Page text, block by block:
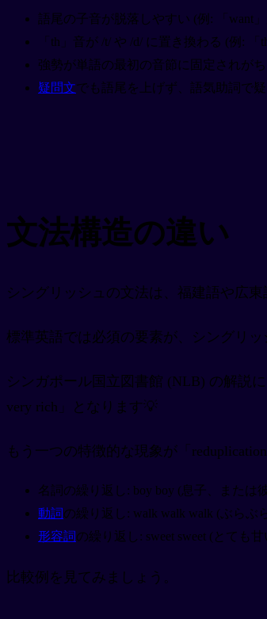
語尾の子音が脱落しやすい (例: 「want
「th」音が /t/ や /d/ に置き換わる (例: 「
強勢が単語の最初の音節に固定されがち
疑問文でも語尾を上げず、語気助詞で
文法構造の違い
シングリッシュの文法は、福建語や広
標準英語では必須の要素が、シングリッ
シンガポール国立図書館 (NLB) の解説
very rich」となります💡
もう一つの特徴的な現象が「
名詞の繰り返し: boy boy (息子、または
動詞の繰り返し: walk walk walk (ぶらぶ
形容詞の繰り返し: sweet sweet (とても甘
比較例を見てみましょう。